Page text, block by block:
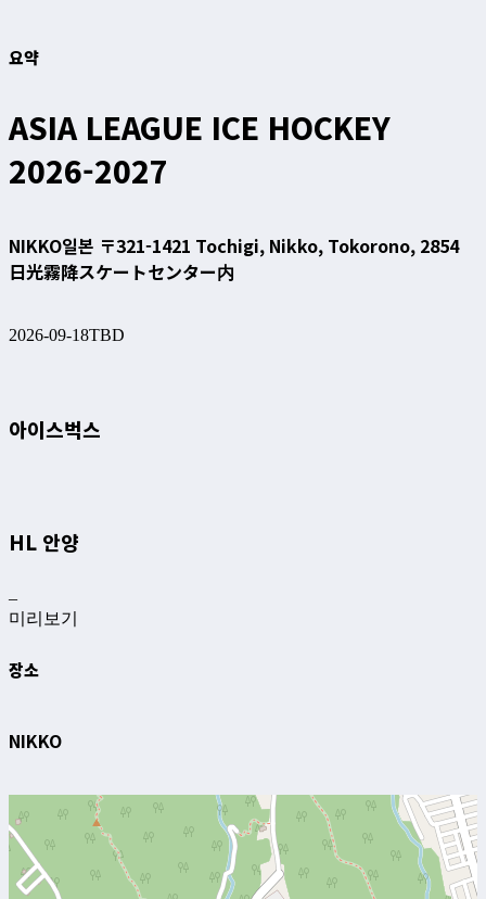
요약
ASIA LEAGUE ICE HOCKEY
2026-2027
NIKKO일본 〒321-1421 Tochigi, Nikko, Tokorono, 2854
日光霧降スケートセンター内
2026-09-18TBD
아이스벅스
HL 안양
–
미리보기
장소
NIKKO